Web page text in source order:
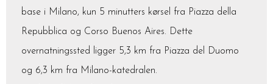
base i Milano, kun 5 minutters kørsel fra Piazza della
Repubblica og Corso Buenos Aires. Dette
overnatningssted ligger 5,3 km fra Piazza del Duomo
og 6,3 km fra Milano-katedralen.